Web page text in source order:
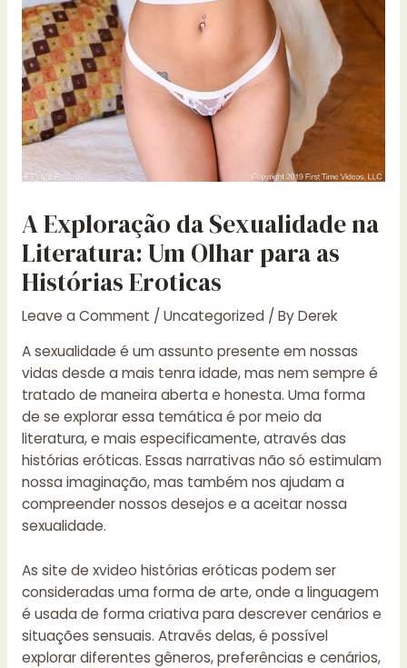
A Exploração da Sexualidade na
Literatura: Um Olhar para as
Histórias Eroticas
Leave a Comment / Uncategorized/ ByDerek
A sexualidade é um assunto presente em nossas
vidas desde a mais tenra idade, mas nem sempre é
tratado de maneira aberta e honesta. Uma forma
de se explorar essa temática é por meio da
literatura, e mais especificamente, através das
histórias eróticas. Essas narrativas não só estimulam
nossa imaginação, mas também nos ajudam a
compreender nossos desejos e a aceitar nossa
sexualidade.
As site de xvideo histórias eróticas podem ser
consideradas uma forma de arte, onde a linguagem
é usada de forma criativa para descrever cenários e
situações sensuais. Através delas, é possível
explorar diferentes gêneros, preferências e cenários,